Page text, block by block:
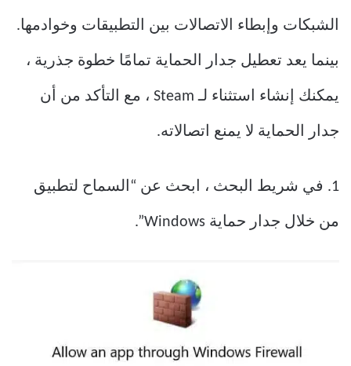
الشبكات وإبطاء الاتصالات بين التطبيقات وخوادمها.
بينما يعد تعطيل جدار الحماية تمامًا خطوة جذرية ،
يمكنك إنشاء استثناء لـ Steam ، مع التأكد من أن
جدار الحماية لا يمنع اتصالاته.
1. في شريط البحث ، ابحث عن “السماح لتطبيق
من خلال جدار حماية Windows”.